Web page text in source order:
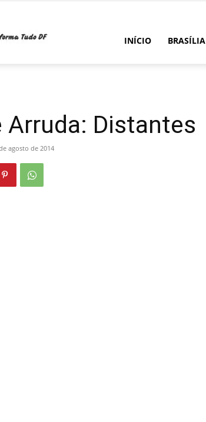
Informa
INÍCIO BRASÍLIA
Arruda: Distantes
agosto de 2014